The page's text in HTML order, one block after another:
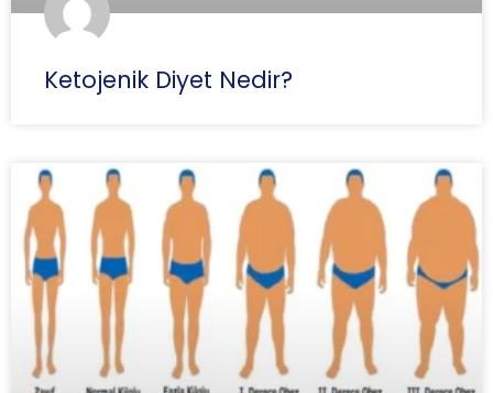
Ketojenik Diyet Nedir?